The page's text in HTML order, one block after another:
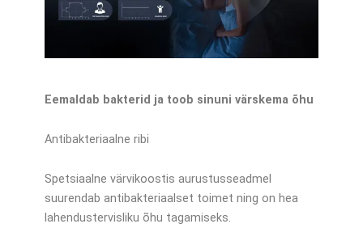
Eemaldab bakterid ja toob sinuni värskema õhu
Antibakteriaalne ribi
Spetsiaalne värvikoostis aurustusseadmel
suurendab antibakteriaalset toimet ning on hea
lahendustervisliku õhu tagamiseks.